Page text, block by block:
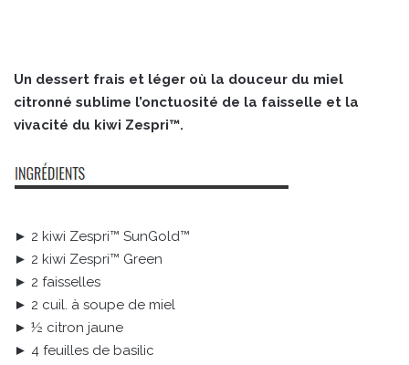
Un dessert frais et léger où la douceur du miel
citronné sublime l’onctuosité de la faisselle et la
vivacité du kiwi Zespri™.
► 2 kiwi Zespri™ SunGold™
► 2 kiwi Zespri™ Green
► 2 faisselles
► 2 cuil. à soupe de miel
► ½ citron jaune
► 4 feuilles de basilic